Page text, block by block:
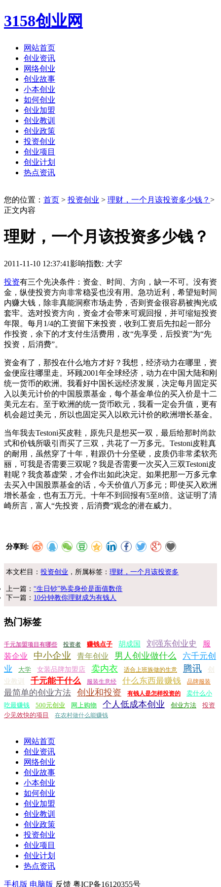
3158创业网
网站首页
创业资讯
网络创业
创业故事
小本创业
如何创业
创业加盟
创业教训
创业政策
投资创业
创业项目
创业计划
热点资讯
您的位置： 首页 > 投资创业 > 理财，一个月该投资多少钱？ >
正文内容
理财，一个月该投资多少钱？
2011-11-10 12:37:41影响指数: 大字
投资有三个先决条件：资金、时间、方向，缺一不可。没有资
金，纵使投资方向非常稳妥也没有用。急功近利，希望短时间
内赚大钱，除非真能洞察市场走势，否则资金很容易被掏光或
套牢。选对投资方向，资金才会带来可观回报，并可缩短投资
年限。每月1/4的工资留下来投资，收到工资后先扣起一部分
作投资，余下的才支付生活费用，改“先享受，后投资”为“先
投资，后消费”。
资金有了，那投在什么地方才好？我想，经济动力在哪里，资
金便应往哪里走。环顾2001年全球经济，动力在中国大陆和刚
统一货币的欧洲。我看好中国长远经济发展，决定每月固定买
入以美元计价的中国股票基金，每个基金单位的买入价是十二
美元左右。至于欧洲的统一货币欧元，我看一定会升值，更有
机会超过美元，所以也固定买入以欧元计价的欧洲增长基金。
当年我去Testoni买皮鞋，原先只是想买一双，最后给那时尚款
式和价钱所吸引而买了三双，共花了一万多元。Testoni皮鞋真
的耐用，虽然穿了十年，鞋跟仍十分坚硬，皮质仍非常柔软亮
丽，可我是否需要三双呢？我是否需要一次买入三双Testoni皮
鞋呢？我贪慕虚荣，才会作出如此决定。如果把那一万多元拿
去买入中国股票基金的话，今天价值八万多元；即使买入欧洲
增长基金，也有五万元。十年不到回报有5至8倍。这证明了清
崎所言，富人“先投资，后消费”观念的潜在威力。
分享到:
本文栏目：投资创业 ，所属标签：理财，一个月该投资多
上一篇：“生日钞”热卖身价是面值数倍
下一篇： 10分钟教你理财成为有钱人
热门标签
千元加盟项目有哪些 投资者 赚钱点子 胡成国 刘强东创业史
服
装企业
中小企业 青年创业 男人创业做什么
六千元创
业
大学 女装品牌加盟店 卖内衣 适合上班族做的生意 腾讯
创
业教训
千元能干什么 服装生意经 什么东西最赚钱 品牌服装
最简单的创业方法 创业和投资 有钱人是怎样投资的
卖什么小
吃最赚钱
500元创业 网上购物 个人低成本创业 创业方法
投资
少见效快的项目
在农村做什么能赚钱
网站首页
创业资讯
网络创业
创业故事
小本创业
如何创业
创业加盟
创业教训
创业政策
投资创业
创业项目
创业计划
热点资讯
手机版 电脑版 反馈 粤ICP备16120355号